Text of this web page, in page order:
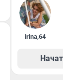
irina,64